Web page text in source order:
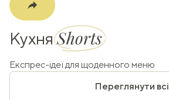
КухняShorts
Експрес-ідеї для щоденного меню
Переглянути всі